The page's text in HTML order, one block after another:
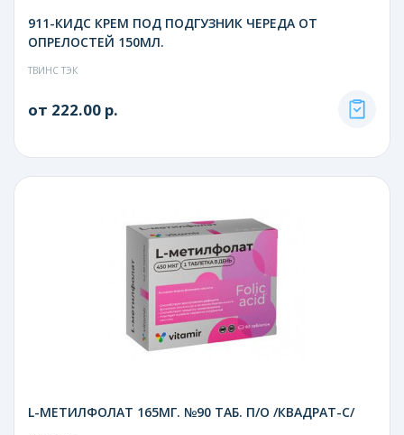
911-КИДС КРЕМ ПОД ПОДГУЗНИК ЧЕРЕДА ОТ
ОПРЕЛОСТЕЙ 150МЛ.
ТВИНС ТЭК
от 222.00 р.
L-МЕТИЛФОЛАТ 165МГ. №90 ТАБ. П/О /КВАДРАТ-С/